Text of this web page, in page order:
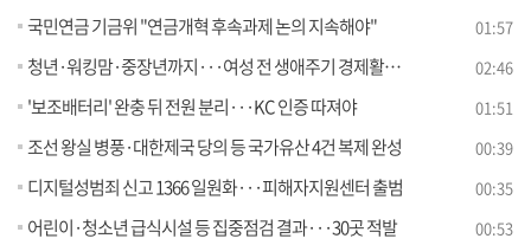
국민연금 기금위 "연금개혁 후속과제 논의 지속해야" 01:57
청년·워킹맘·중장년까지···여성 전 생애주기 경제활동 지원 02:46
'보조배터리' 완충 뒤 전원 분리···KC 인증 따져야 01:51
조선 왕실 병풍·대한제국 당의 등 국가유산 4건 복제 완성 00:39
디지털성범죄 신고 1366 일원화···피해자지원센터 출범 00:35
어린이·청소년 급식시설 등 집중점검 결과···30곳 적발 00:53